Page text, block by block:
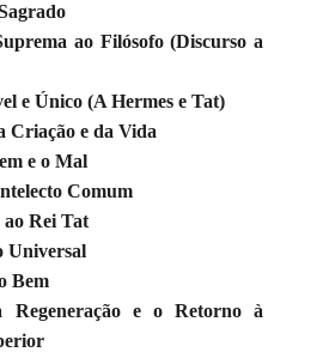
ao Filósofo (Discurso a
e Único (A Hermes e Tat)
Criação e da Vida
e o Mal
Comum
Rei Tat
Universal
Bem
e o Retorno à